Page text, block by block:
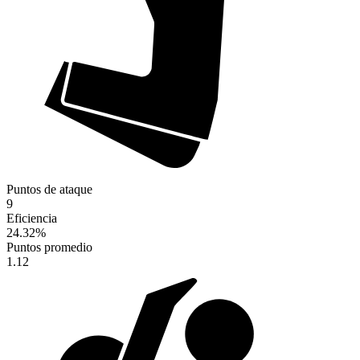
Puntos de ataque
9
Eficiencia
24.32%
Puntos promedio
1.12